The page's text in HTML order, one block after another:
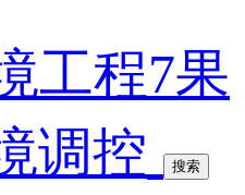
工程7果
调控
搜索